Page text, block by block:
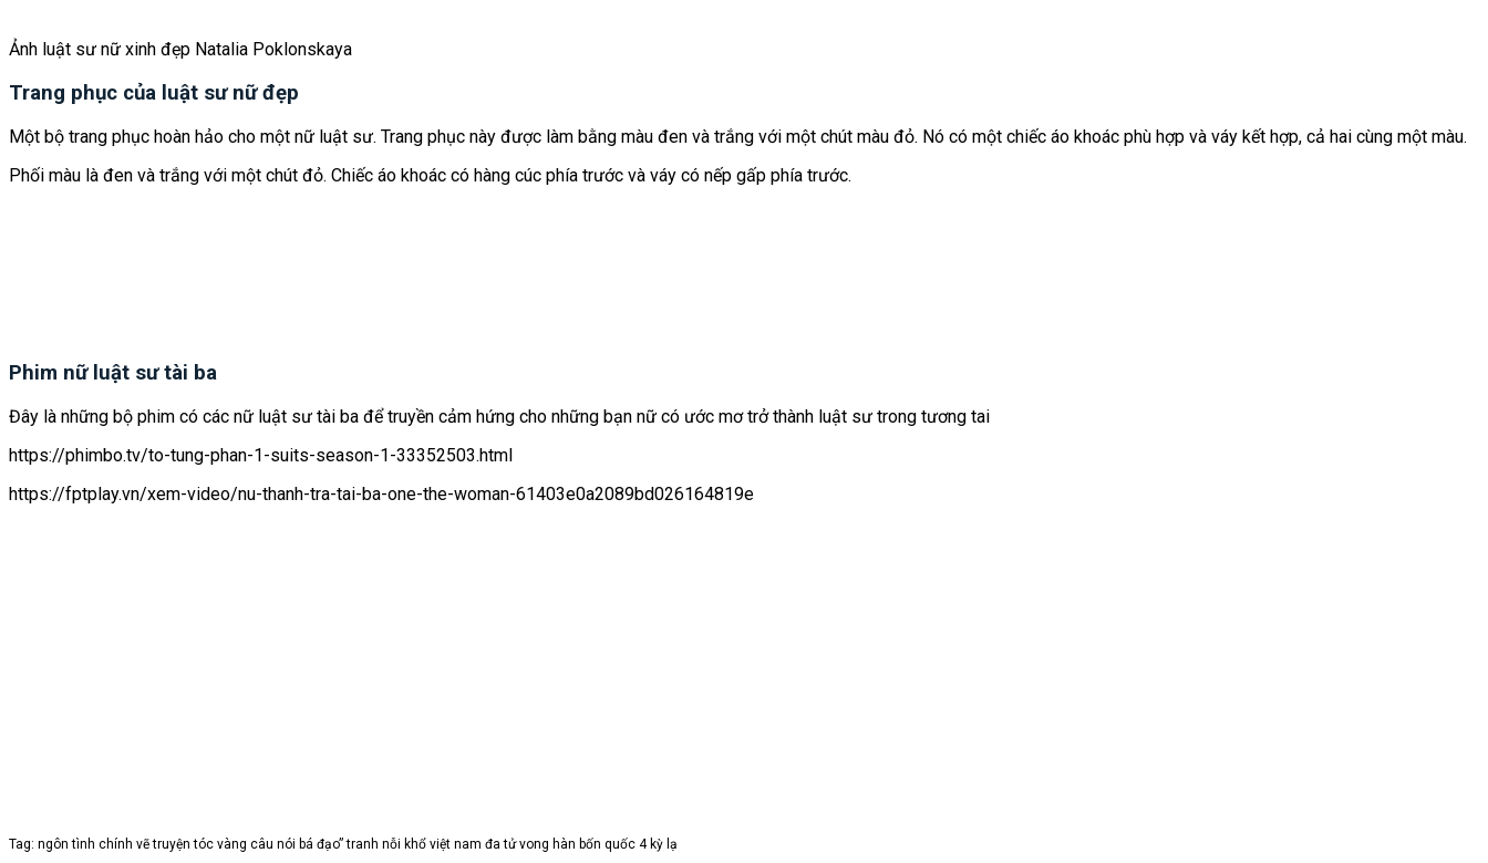
Ảnh luật sư nữ xinh đẹp Natalia Poklonskaya
Trang phục của luật sư nữ đẹp
Một bộ trang phục hoàn hảo cho một nữ luật sư. Trang phục này được làm bằng màu đen và trắng với một chút màu đỏ. Nó có một chiếc áo khoác phù hợp và váy kết hợp, cả hai cùng một màu.
Phối màu là đen và trắng với một chút đỏ. Chiếc áo khoác có hàng cúc phía trước và váy có nếp gấp phía trước.
Phim nữ luật sư tài ba
Đây là những bộ phim có các nữ luật sư tài ba để truyền cảm hứng cho những bạn nữ có ước mơ trở thành luật sư trong tương tai
https://phimbo.tv/to-tung-phan-1-suits-season-1-33352503.html
https://fptplay.vn/xem-video/nu-thanh-tra-tai-ba-one-the-woman-61403e0a2089bd026164819e
Tag: ngôn tình chính vẽ truyện tóc vàng câu nói bá đạo” tranh nỗi khổ việt nam đa tử vong hàn bốn quốc 4 kỳ lạ